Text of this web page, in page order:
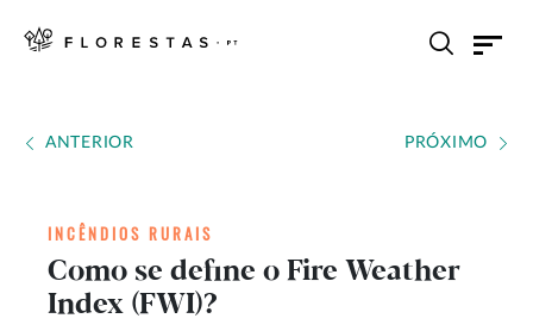
ANTERIOR PRÓXIMO
INCÊNDIOS RURAIS
Como se define o Fire Weather
Index (FWI)?